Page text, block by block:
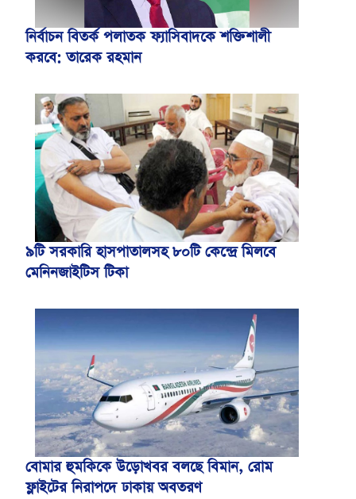
নির্বাচন বিতর্ক পলাতক ফ্যাসিবাদকে শক্তিশালী
করবে: তারেক রহমান
৯টি সরকারি হাসপাতালসহ ৮০টি কেন্দ্রে মিলবে
মেনিনজাইটিস টিকা
বোমার হুমকিকে উড়োখবর বলছে বিমান, রোম
ফ্লাইটের নিরাপদে ঢাকায় অবতরণ